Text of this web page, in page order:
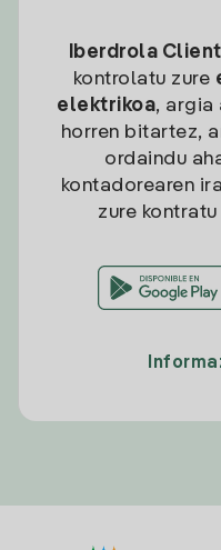
Iberdrola
kontrolatu zure
elektrikoa, argia
horren bitartez,
ordaindu
kontadorearen
zure